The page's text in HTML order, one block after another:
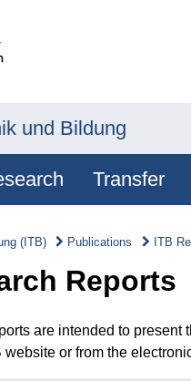
und Bildung
Transfer
(ITB) Publications ITB
Reports
are intended to
website or from the